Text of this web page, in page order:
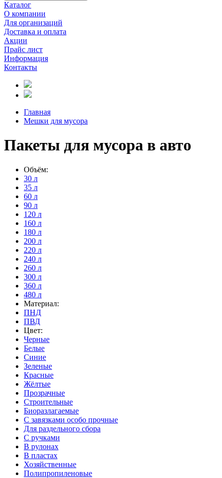
Каталог
О компании
Для организаций
Доставка и оплата
Акции
Прайс лист
Информация
Контакты
Главная
Мешки для мусора
Пакеты для мусора в авто
Объём:
30 л
35 л
60 л
90 л
120 л
160 л
180 л
200 л
220 л
240 л
260 л
300 л
360 л
480 л
Материал:
ПНД
ПВД
Цвет:
Черные
Белые
Синие
Зеленые
Красные
Жёлтые
Прозрачные
Строительные
Биоразлагаемые
С завязками особо прочные
Для раздельного сбора
С ручками
В рулонах
В пластах
Хозяйственные
Полипропиленовые